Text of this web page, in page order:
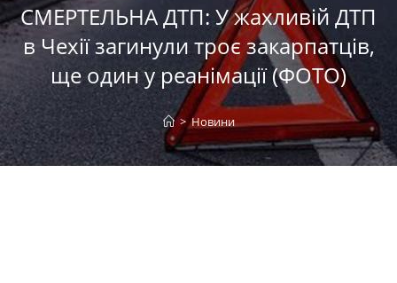
СМЕРТЕЛЬНА ДТП: У жахливій ДТП
в Чехії загинули троє закарпатців,
ще один у реанімації (ФОТО)
> Новини